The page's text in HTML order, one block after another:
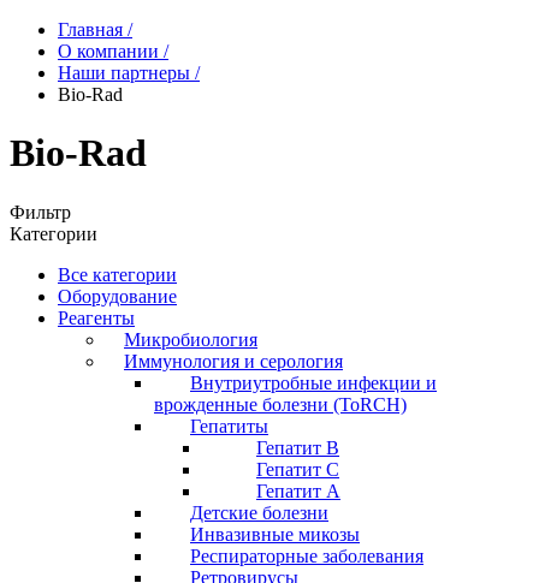
Главная /
О компании /
Наши партнеры /
Bio-Rad
Bio-Rad
Фильтр
Категории
Все категории
Оборудование
Реагенты
Микробиология
Иммунология и серология
Внутриутробные инфекции и
врожденные болезни (ToRCH)
Гепатиты
Гепатит B
Гепатит C
Гепатит А
Детские болезни
Инвазивные микозы
Респираторные заболевания
Ретровирусы